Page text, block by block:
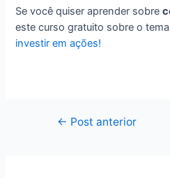
Se você quiser aprender sobre
este curso gratuito sobre o
investir em ações!
Navegação
← Post anterior